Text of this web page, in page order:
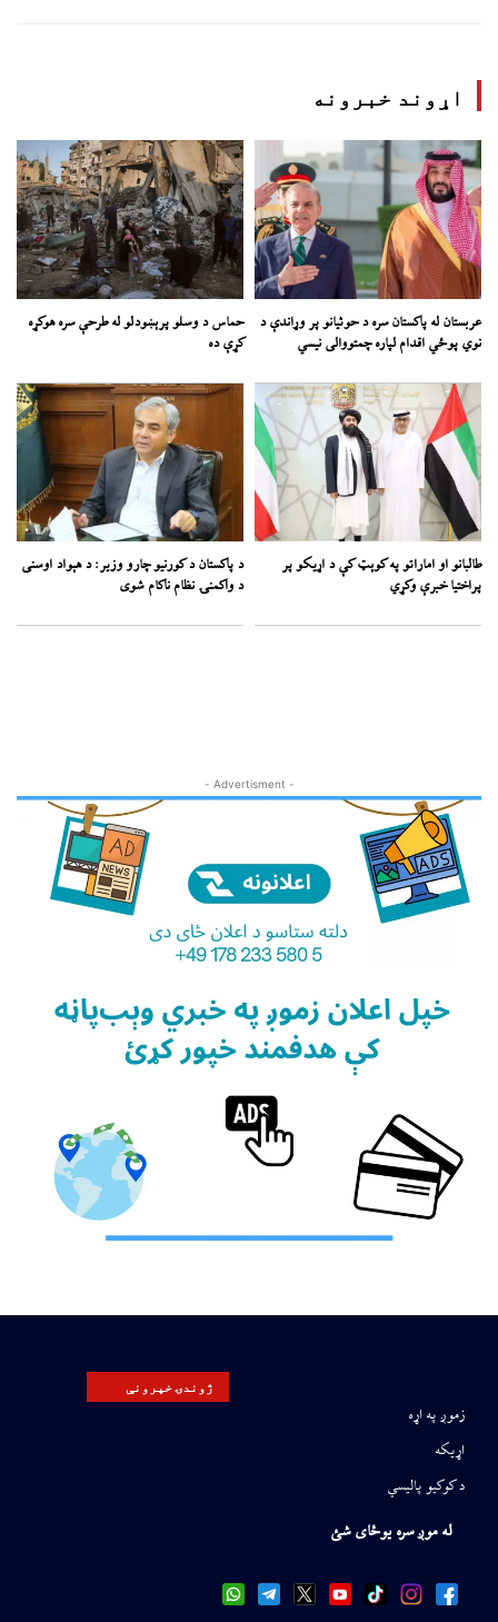
اړوند خبرونه
عربستان له پاکستان سره د حوثیانو پر وړاندې د
نوي پوځي اقدام لپاره چمتووالی نیسي
حماس د وسلو پرېښودلو له طرحې سره هوکړه
کړې ده
طالبانو او اماراتو په کوېټ کې د اړیکو پر
پراختیا خبرې وکړي
د پاکستان د کورنیو چارو وزیر: د هېواد اوسنی
د واکمنۍ نظام ناکام شوی
- Advertisment -
ژوندۍ خپرونې
زموږ په اړه
اړیکه
د کوکیو پالیسي
له موږ سره یوځای شئ